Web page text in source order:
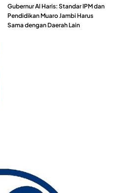
Gubernur Al Haris: Standar IPM dan
Pendidikan Muaro Jambi Harus
Sama dengan Daerah Lain